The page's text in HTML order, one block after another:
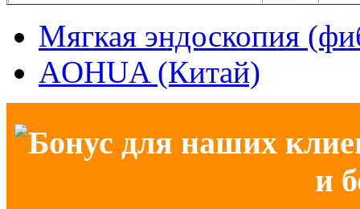
Мягкая эндоскопия
AOHUA (Китай)
Бонус для наших
и